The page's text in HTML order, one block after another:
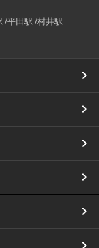
平田駅 村井駅